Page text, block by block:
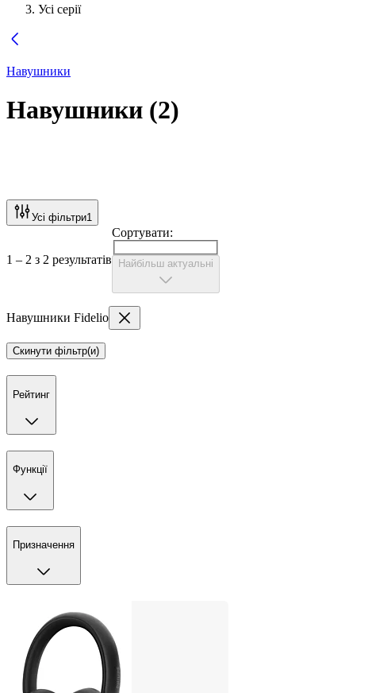
Усі серії
Навушники
Навушники (2)
Усі фільтри1
1 – 2 з 2 результатів
Сортувати:
Найбільш актуальні
Навушники Fidelio
Скинути фільтр(и)
Рейтинг
Функції
Призначення